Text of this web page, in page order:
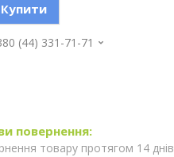
Купити
(44) 331-71-71
товару протягом 14 днів